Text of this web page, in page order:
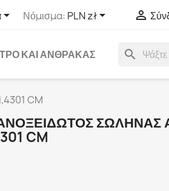
Νόμισμα: PLN zł 
search
ΚΑΙ ΆΝΘΡΑΚΑΣ
CM
ΣΩΛΗΝΑΣ
CM